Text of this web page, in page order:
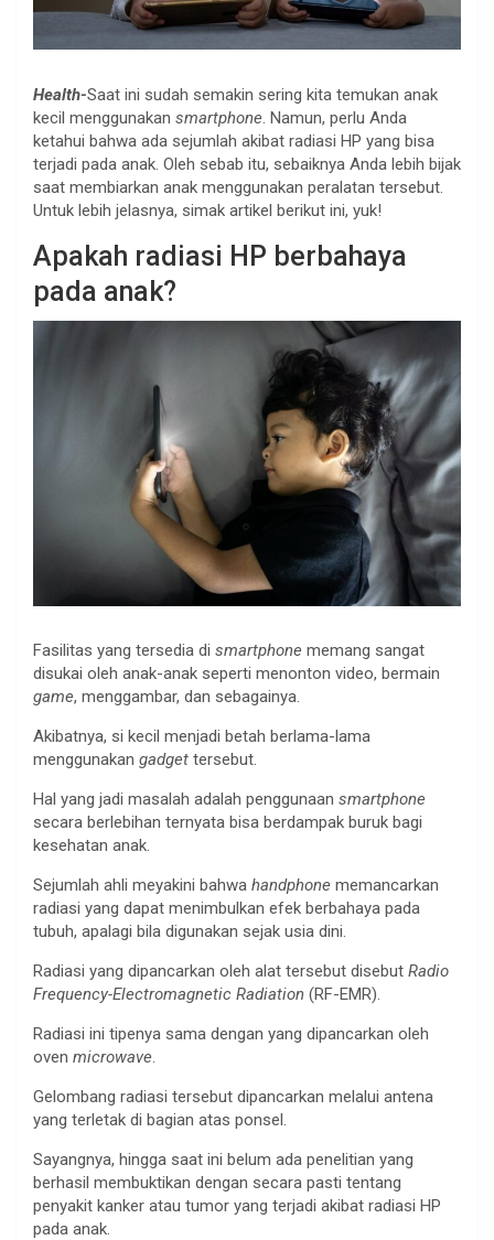
Health-Saat ini sudah semakin sering kita temukan anak
kecil menggunakan smartphone . Namun, perlu Anda
ketahui bahwa ada sejumlah akibat radiasi HP yang bisa
terjadi pada anak. Oleh sebab itu, sebaiknya Anda lebih bijak
saat membiarkan anak menggunakan peralatan tersebut.
Untuk lebih jelasnya, simak artikel berikut ini, yuk!
Apakah radiasi HP berbahaya
pada anak?
Fasilitas yang tersedia di smartphone memang sangat
disukai oleh anak-anak seperti menonton video, bermain
game, menggambar, dan sebagainya.
Akibatnya, si kecil menjadi betah berlama-lama
menggunakan gadget tersebut.
Hal yang jadi masalah adalah penggunaan smartphone
secara berlebihan ternyata bisa berdampak buruk bagi
kesehatan anak.
Sejumlah ahli meyakini bahwa handphone memancarkan
radiasi yang dapat menimbulkan efek berbahaya pada
tubuh, apalagi bila digunakan sejak usia dini.
Radiasi yang dipancarkan oleh alat tersebut disebut Radio
Frequency-Electromagnetic Radiation (RF-EMR).
Radiasi ini tipenya sama dengan yang dipancarkan oleh
oven microwave
Gelombang radiasi tersebut dipancarkan melalui antena
yang terletak di bagian atas ponsel.
Sayangnya, hingga saat ini belum ada penelitian yang
berhasil membuktikan dengan secara pasti tentang
penyakit kanker atau tumor yang terjadi akibat radiasi HP
pada anak.